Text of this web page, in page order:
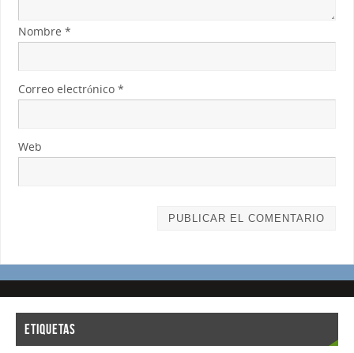
Nombre *
Correo electrónico *
Web
ETIQUETAS